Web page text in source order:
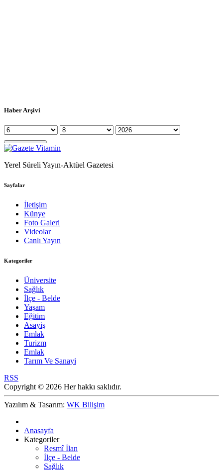
Haber Arşivi
Yerel Süreli Yayın-Aktüel Gazetesi
Sayfalar
İletişim
Künye
Foto Galeri
Videolar
Canlı Yayın
Kategoriler
Üniversite
Sağlık
İlçe - Belde
Yaşam
Eğitim
Asayiş
Emlak
Turizm
Emlak
Tarım Ve Sanayi
RSS
Copyright © 2026 Her hakkı saklıdır.
Yazılım & Tasarım: WK Bilişim
Anasayfa
Kategoriler
Resmî İlan
İlçe - Belde
Sağlık